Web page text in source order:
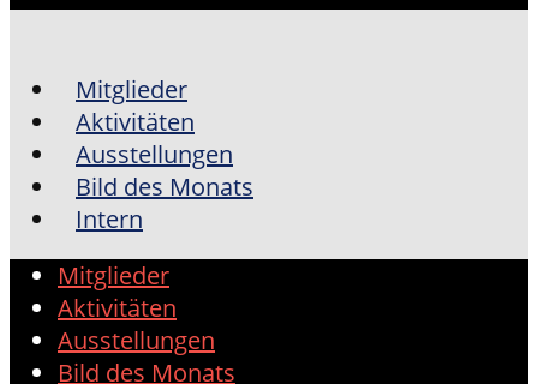
Mitglieder
Aktivitäten
Ausstellungen
Bild des Monats
Intern
Mitglieder
Aktivitäten
Ausstellungen
Bild des Monats